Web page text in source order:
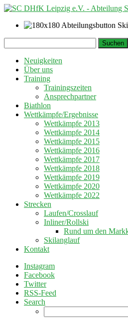
zum
Inhalt
nach:
Neuigkeiten
Über uns
Training
Trainingszeiten
Ansprechpartner
Biathlon
Wettkämpfe/Ergebnisse
Wettkämpfe 2013
Wettkämpfe 2014
Wettkämpfe 2015
Wettkämpfe 2016
Wettkämpfe 2017
Wettkämpfe 2018
Wettkämpfe 2019
Wettkämpfe 2020
Wettkämpfe 2022
Strecken
Laufen/Crosslauf
Inliner/Rollski
Rund um den
Skilanglauf
Kontakt
Instagram
Facebook
Twitter
RSS-Feed
Search
nach: